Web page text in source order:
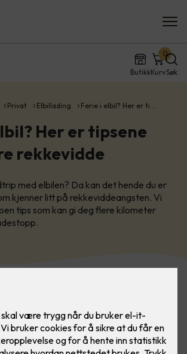
ButikkKurv
0
Søk
Privat Elbillading Ferie i elbil? Her er ti…
Her er tipsene
rekkevidde
med elbilen? Da kan det hende du er
kjenner litt på rekkeviddeangsten. Vi
tips som kan gi deg flere kilometer